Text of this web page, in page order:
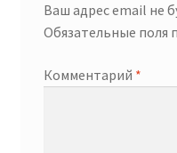
Ваш адрес email не
Обязательные поля
Комментарий *